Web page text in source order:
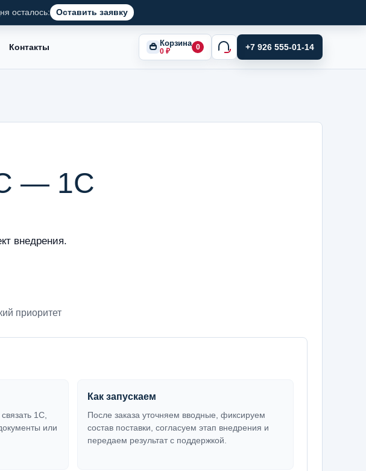
осталось: Оставить заявку
Контакты Корзина
0 ₽ 0 +7 926 555-01-14
— 1С
внедрения.
приоритет
1С,
или
Как запускаем
После заказа уточняем вводные, фиксируем
состав поставки, согласуем этап внедрения и
передаем результат с поддержкой.